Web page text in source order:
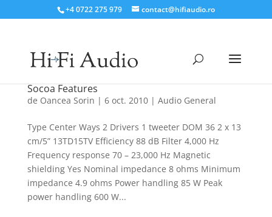
+4 0722 275 979 contact@hifiaudio.ro
Socoa Features
de Oancea Sorin | 6 oct. 2010| Audio General
Type Center Ways 2 Drivers 1 tweeter DOM 36 2 x 13
cm/5” 13TD15TV Efficiency 88 dB Filter 4,000 Hz
Frequency response 70 – 23,000 Hz Magnetic
shielding Yes Nominal impedance 8 ohms Minimum
impedance 4.9 ohms Power handling 85 W Peak
power handling 600 W...